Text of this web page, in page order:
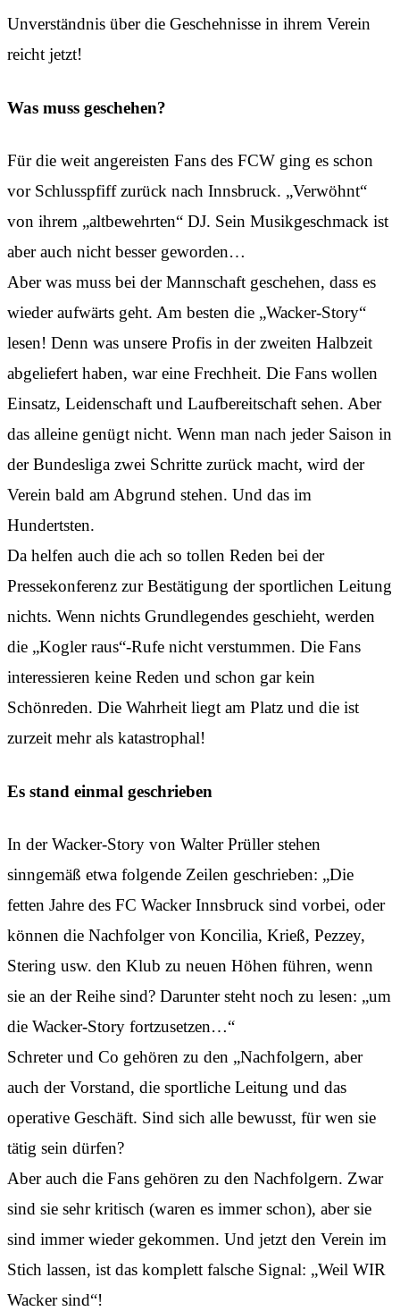
Unverständnis über die Geschehnisse in ihrem Verein
reicht jetzt!
Was muss geschehen?
Für die weit angereisten Fans des FCW ging es schon
vor Schlusspfiff zurück nach Innsbruck. „Verwöhnt“
von ihrem „altbewehrten“ DJ. Sein Musikgeschmack ist
aber auch nicht besser geworden…
Aber was muss bei der Mannschaft geschehen, dass es
wieder aufwärts geht. Am besten die „Wacker-Story“
lesen! Denn was unsere Profis in der zweiten Halbzeit
abgeliefert haben, war eine Frechheit. Die Fans wollen
Einsatz, Leidenschaft und Laufbereitschaft sehen. Aber
das alleine genügt nicht. Wenn man nach jeder Saison in
der Bundesliga zwei Schritte zurück macht, wird der
Verein bald am Abgrund stehen. Und das im
Hundertsten.
Da helfen auch die ach so tollen Reden bei der
Pressekonferenz zur Bestätigung der sportlichen Leitung
nichts. Wenn nichts Grundlegendes geschieht, werden
die „Kogler raus“-Rufe nicht verstummen. Die Fans
interessieren keine Reden und schon gar kein
Schönreden. Die Wahrheit liegt am Platz und die ist
zurzeit mehr als katastrophal!
Es stand einmal geschrieben
In der Wacker-Story von Walter Prüller stehen
sinngemäß etwa folgende Zeilen geschrieben: „Die
fetten Jahre des FC Wacker Innsbruck sind vorbei, oder
können die Nachfolger von Koncilia, Krieß, Pezzey,
Stering usw. den Klub zu neuen Höhen führen, wenn
sie an der Reihe sind? Darunter steht noch zu lesen: „um
die Wacker-Story fortzusetzen…“
Schreter und Co gehören zu den „Nachfolgern, aber
auch der Vorstand, die sportliche Leitung und das
operative Geschäft. Sind sich alle bewusst, für wen sie
tätig sein dürfen?
Aber auch die Fans gehören zu den Nachfolgern. Zwar
sind sie sehr kritisch (waren es immer schon), aber sie
sind immer wieder gekommen. Und jetzt den Verein im
Stich lassen, ist das komplett falsche Signal: „Weil WIR
Wacker sind“!